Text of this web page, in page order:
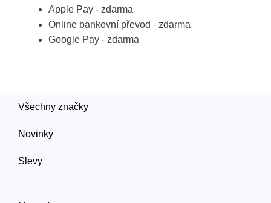
Apple Pay - zdarma
Online bankovní převod - zdarma
Google Pay - zdarma
Všechny značky
Novinky
Slevy